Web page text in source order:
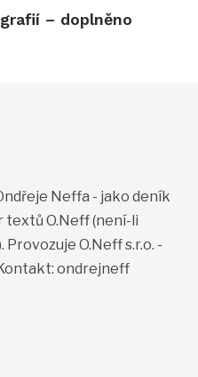
– doplněno
Neffa - jako deník
textů O.Neff (není-li
O.Neff s.r.o. -
ondrejneff